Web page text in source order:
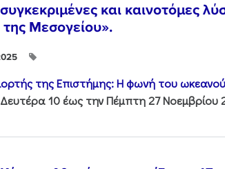
και καινοτόμες
Μεσογείου».
της Επιστήμης: Η φωνή του ωκεανού
Δευτέρα 10 έως την Πέμπτη 27 Νοεμβρίου